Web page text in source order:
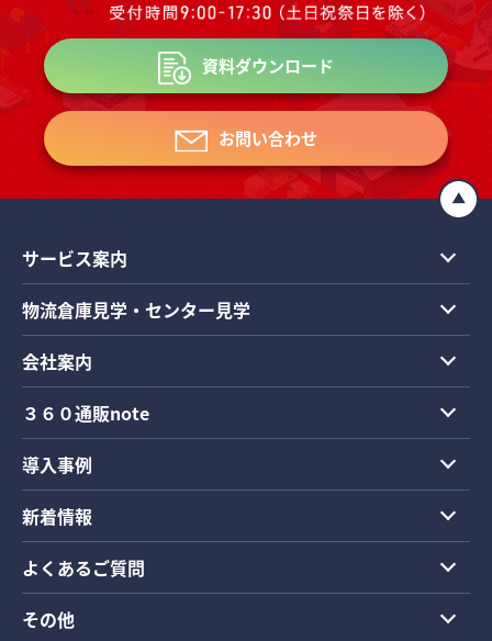
資料ダウンロード
お問い合わせ
サービス案内
物流倉庫見学・センター見学
会社案内
３６０通販note
導入事例
新着情報
よくあるご質問
その他